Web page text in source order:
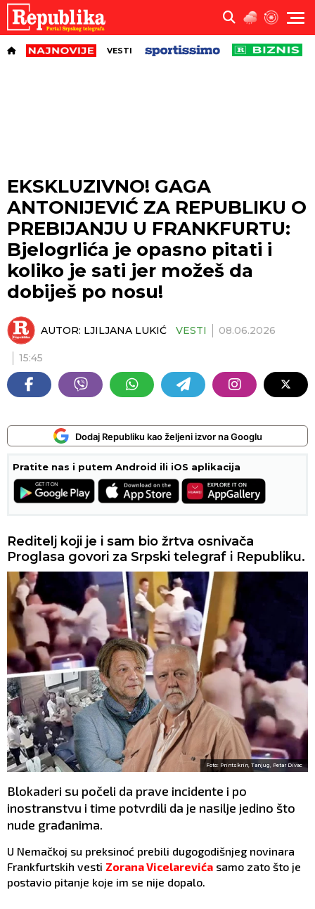
VESTI
EKSKLUZIVNO! GAGA
ANTONIJEVIĆ ZA REPUBLIKU O
PREBIJANJU U FRANKFURTU:
Bjelogrlića je opasno pitati i
koliko je sati jer možeš da
dobiješ po nosu!
AUTOR: LJILJANA LUKIĆ VESTI 08.06.2026
15:45
Dodaj Republiku kao željeni izvor na Googlu
Pratite nas i putem Android ili iOS aplikacija
Reditelj koji je i sam bio žrtva osnivača
Proglasa govori za Srpski telegraf i Republiku.
Foto: Printskrin, Tanjug, Petar Divac
Blokaderi su počeli da prave incidente i po
inostranstvu i time potvrdili da je nasilje jedino što
nude građanima.
U Nemačkoj su preksinoć prebili dugogodišnjeg novinara
Frankfurtskih vesti Zorana Vicelarevića samo zato što je
postavio pitanje koje im se nije dopalo.